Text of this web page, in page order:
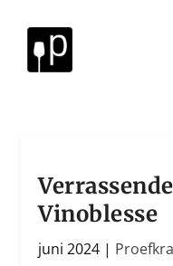
Vinoblesse
juni 2024 |